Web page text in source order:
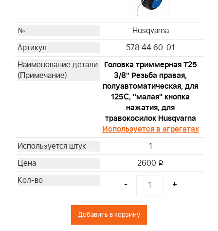
Husqvarna
578 44 60-01
Головка триммерная T25
3/8" Резьба правая,
полуавтоматическая, для
125С, "малая" кнопка
нажатия, для
травокосилок Husqvarna
Используется в агрегатах
1
2600 i
- +
Добавить в корзину